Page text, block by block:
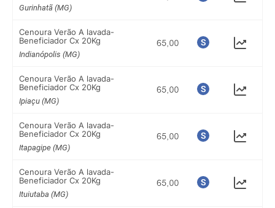
Gurinhatã (MG)
Cenoura Verão A lavada-
Beneficiador Cx 20Kg
Indianópolis (MG)
Cenoura Verão A lavada-
Beneficiador Cx 20Kg
Ipiaçu (MG)
Cenoura Verão A lavada-
Beneficiador Cx 20Kg
Itapagipe (MG)
Cenoura Verão A lavada-
Beneficiador Cx 20Kg
Ituiutaba (MG)